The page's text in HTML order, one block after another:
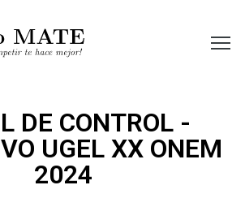
DE CONTROL -
UGEL XX ONEM
2024